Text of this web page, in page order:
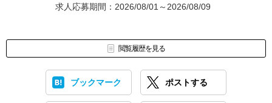
求人応募期間：2026/08/01～2026/08/09
閲覧履歴を見る
ブックマーク ポストする